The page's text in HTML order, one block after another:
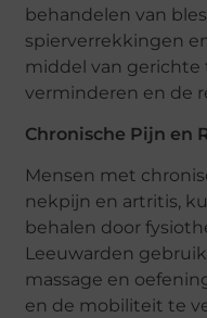
behandelen van
spierverrekkingen
middel van gerichte
verminderen en de
Chronische Pijn en
Mensen met
nekpijn en artritis,
behalen door
Leeuwarden
massage en
en de mobiliteit te